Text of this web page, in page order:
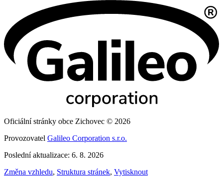
Oficiální stránky obce Zichovec © 2026
Provozovatel Galileo Corporation s.r.o.
Poslední aktualizace: 6. 8. 2026
Změna vzhledu, Struktura stránek, Vytisknout